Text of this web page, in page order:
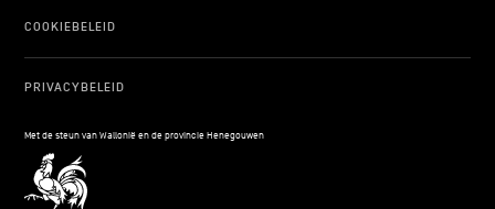
COOKIEBELEID
PRIVACYBELEID
Met de steun van Wallonië en de provincie Henegouwen